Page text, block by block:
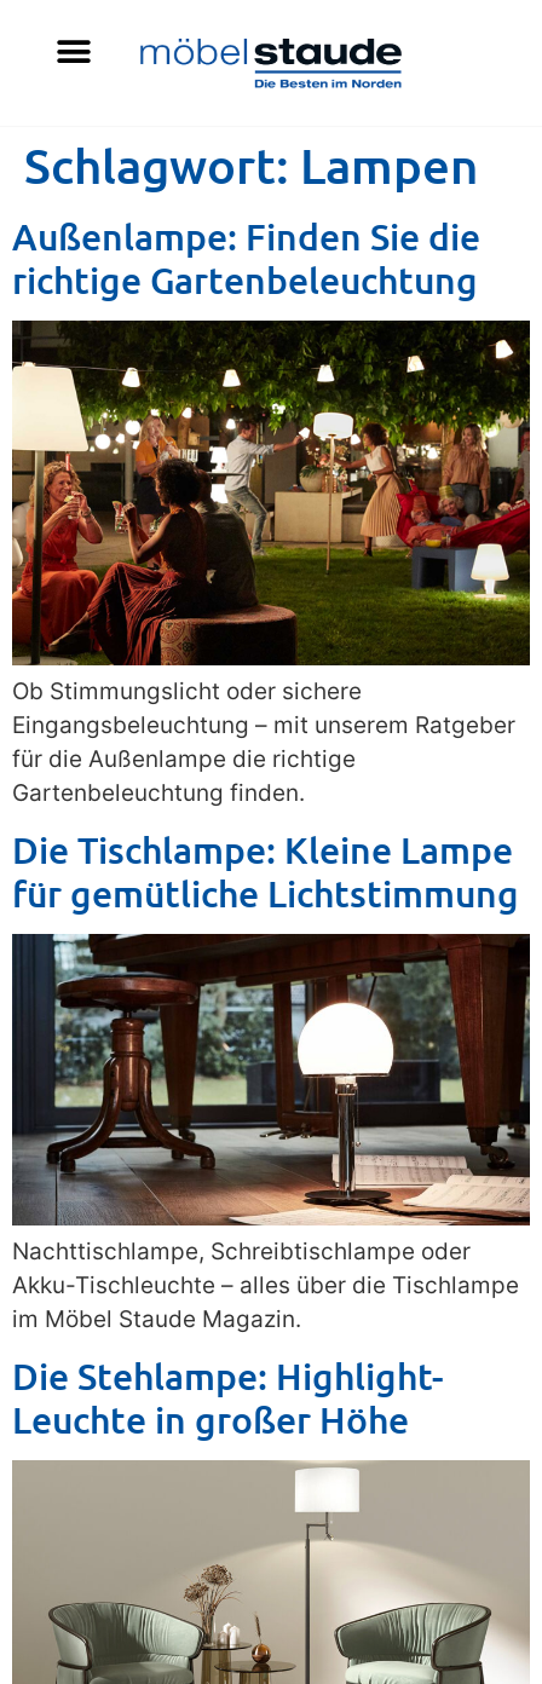
Schlagwort: Lampen
Außenlampe: Finden Sie die
richtige Gartenbeleuchtung
Ob Stimmungslicht oder sichere
Eingangsbeleuchtung – mit unserem Ratgeber
für die Außenlampe die richtige
Gartenbeleuchtung finden.
Die Tischlampe: Kleine Lampe
für gemütliche Lichtstimmung
Nachttischlampe, Schreibtischlampe oder
Akku-Tischleuchte – alles über die Tischlampe
im Möbel Staude Magazin.
Die Stehlampe: Highlight-
Leuchte in großer Höhe